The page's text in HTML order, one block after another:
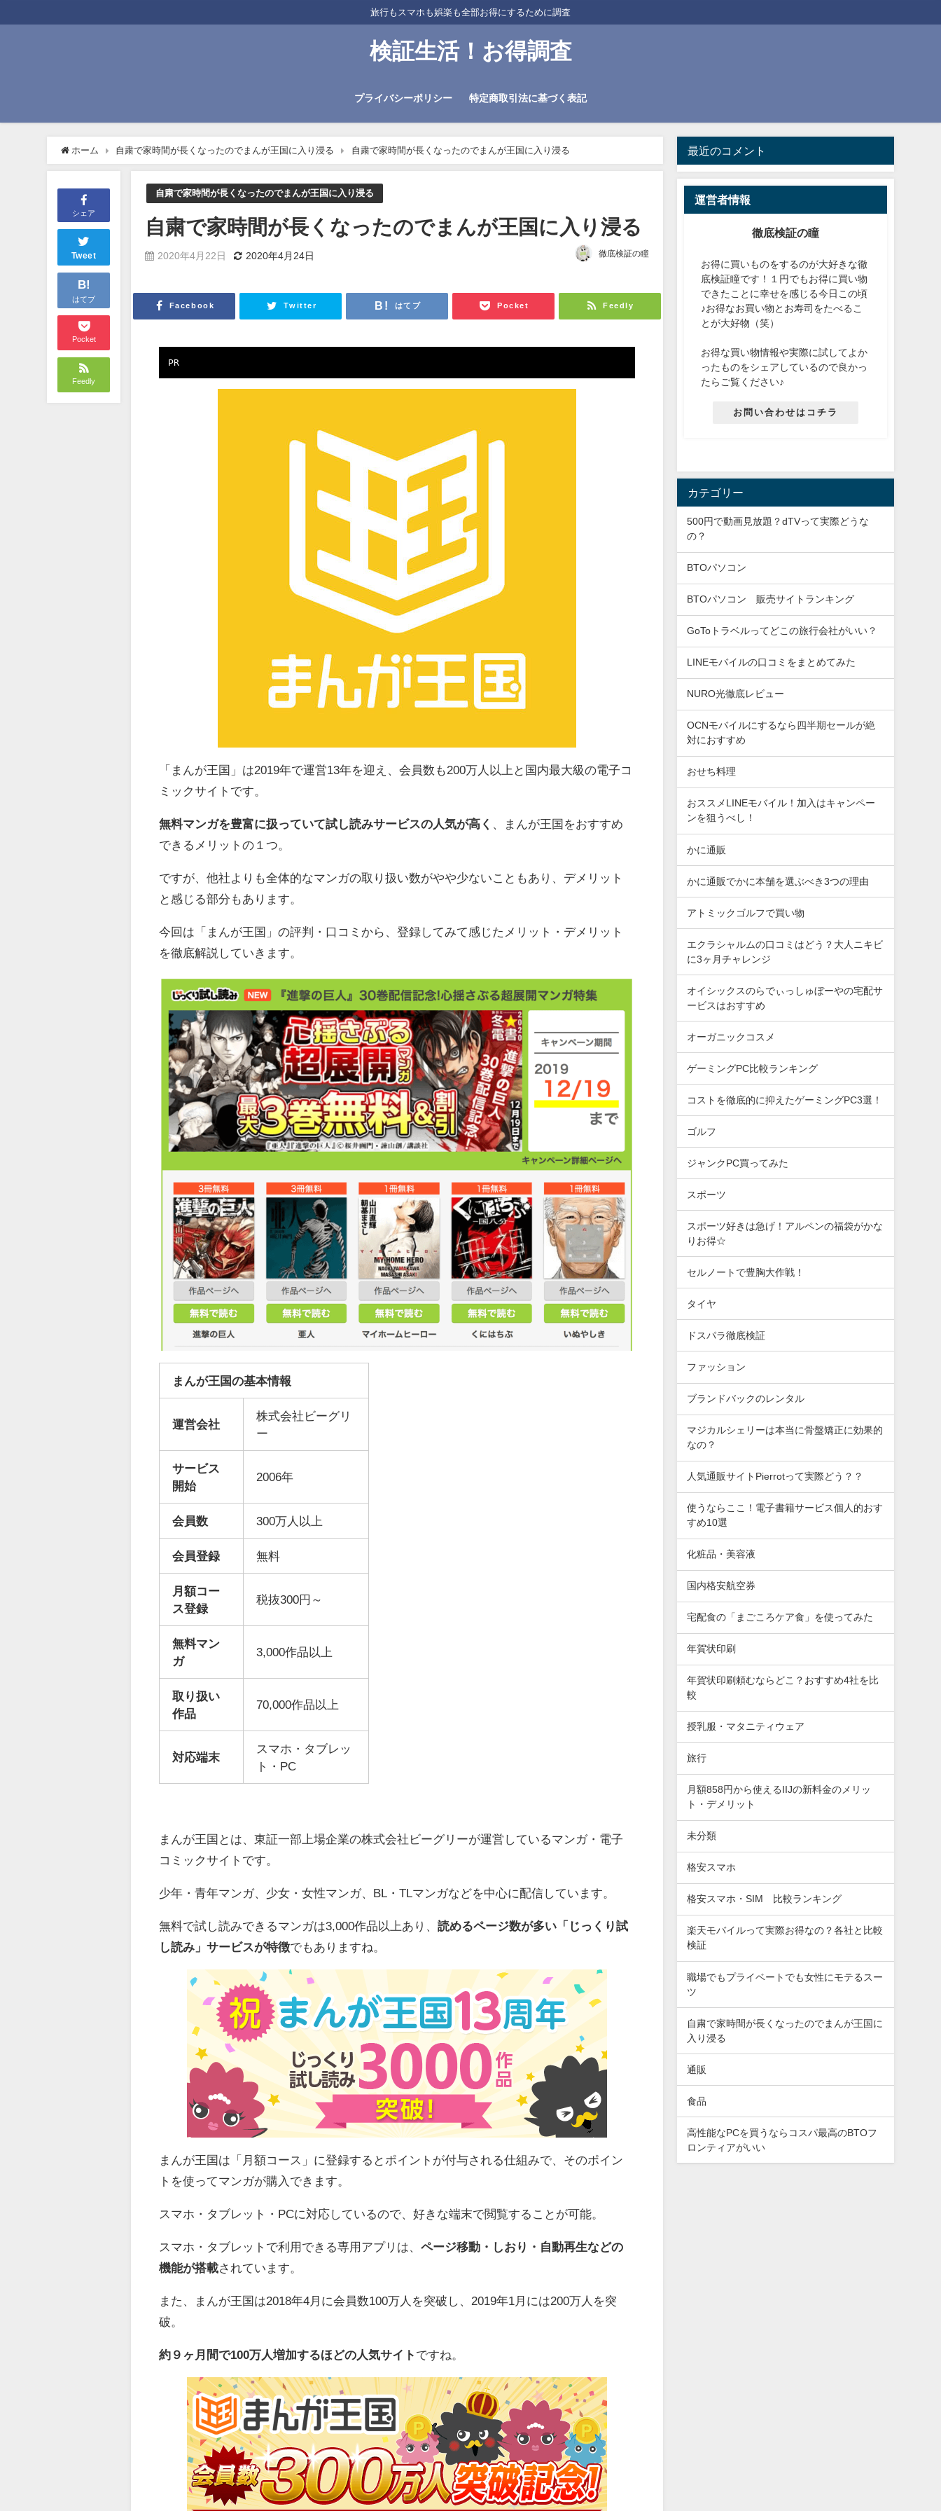
旅行もスマホも娯楽も全部お得にするために調査
検証生活！お得調査
プライバシーポリシー 特定商取引法に基づく表記
ホーム 自粛で家時間が長くなったのでまんが王国に入り浸る 自粛で家時間が長くなったのでまんが王国に入り浸る
シェア
Tweet
B!
はてブ
Pocket
Feedly
自粛で家時間が長くなったのでまんが王国に入り浸る
自粛で家時間が長くなったのでまんが王国に入り浸る
2020年4月22日 2020年4月24日 徹底検証の瞳
Facebook Twitter はてブ Pocket Feedly
PR
「まんが王国」は2019年で運営13年を迎え、会員数も200万人以上と国内最大級の電子コ
ミックサイトです。
無料マンガを豊富に扱っていて試し読みサービスの人気が高く
、まんが王国をおすすめ
できるメリットの１つ。
ですが、他社よりも全体的なマンガの取り扱い数がやや少ないこともあり、デメリット
と感じる部分もあります。
今回は「まんが王国」の評判・口コミから、登録してみて感じたメリット・デメリット
を徹底解説していきます。
まんが王国の基本情報
運営会社
株式会社ビーグリ
ー
サービス
開始
2006年
会員数 300万人以上
会員登録 無料
月額コー
ス登録
税抜300円～
無料マン
ガ
3,000作品以上
取り扱い
作品
70,000作品以上
対応端末
スマホ・タブレッ
ト・PC
まんが王国とは、東証一部上場企業の株式会社ビーグリーが運営しているマンガ・電子
コミックサイトです。
少年・青年マンガ、少女・女性マンガ、BL・TLマンガなどを中心に配信しています。
無料で試し読みできるマンガは3,000作品以上あり、読めるページ数が多い「じっくり試
し読み」サービスが特徴でもありますね。
まんが王国は「月額コース」に登録するとポイントが付与される仕組みで、そのポイン
トを使ってマンガが購入できます。
スマホ・タブレット・PCに対応しているので、好きな端末で閲覧することが可能。
スマホ・タブレットで利用できる専用アプリは、ページ移動・しおり・自動再生などの
機能が搭載されています。
また、まんが王国は2018年4月に会員数100万人を突破し、2019年1月には200万人を突
破。
約９ヶ月間で100万人増加するほどの人気サイト ですね。
最近のコメント
運営者情報
徹底検証の瞳
お得に買いものをするのが大好きな徹
底検証瞳です！１円でもお得に買い物
できたことに幸せを感じる今日この頃
♪お得なお買い物とお寿司をたべるこ
とが大好物（笑）
お得な買い物情報や実際に試してよか
ったものをシェアしているので良かっ
たらご覧ください♪
お問い合わせはコチラ
カテゴリー
500円で動画見放題？dTVって実際どうな
の？
BTOパソコン
BTOパソコン 販売サイトランキング
GoToトラベルってどこの旅行会社がいい？
LINEモバイルの口コミをまとめてみた
NURO光徹底レビュー
OCNモバイルにするなら四半期セールが絶
対におすすめ
おせち料理
おススメLINEモバイル！加入はキャンペー
ンを狙うべし！
かに通販
かに通販でかに本舗を選ぶべき3つの理由
アトミックゴルフで買い物
エクラシャルムの口コミはどう？大人ニキビ
に3ヶ月チャレンジ
オイシックスのらでぃっしゅぼーやの宅配サ
ービスはおすすめ
オーガニックコスメ
ゲーミングPC比較ランキング
コストを徹底的に抑えたゲーミングPC3選！
ゴルフ
ジャンクPC買ってみた
スポーツ
スポーツ好きは急げ！アルペンの福袋がかな
りお得☆
セルノートで豊胸大作戦！
タイヤ
ドスパラ徹底検証
ファッション
ブランドバックのレンタル
マジカルシェリーは本当に骨盤矯正に効果的
なの？
人気通販サイトPierrotって実際どう？？
使うならここ！電子書籍サービス個人的おす
すめ10選
化粧品・美容液
国内格安航空券
宅配食の「まごころケア食」を使ってみた
年賀状印刷
年賀状印刷頼むならどこ？おすすめ4社を比
較
授乳服・マタニティウェア
旅行
月額858円から使えるIIJの新料金のメリッ
ト・デメリット
未分類
格安スマホ
格安スマホ・SIM 比較ランキング
楽天モバイルって実際お得なの？各社と比較
検証
職場でもプライベートでも女性にモテるスー
ツ
自粛で家時間が長くなったのでまんが王国に
入り浸る
通販
食品
高性能なPCを買うならコスパ最高のBTOフ
ロンティアがいい